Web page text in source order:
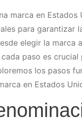
marca en
para garantizar
elegir la marca
paso es crucial
los pasos
en Estados